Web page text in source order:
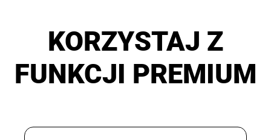
KORZYSTAJ Z
FUNKCJI PREMIUM